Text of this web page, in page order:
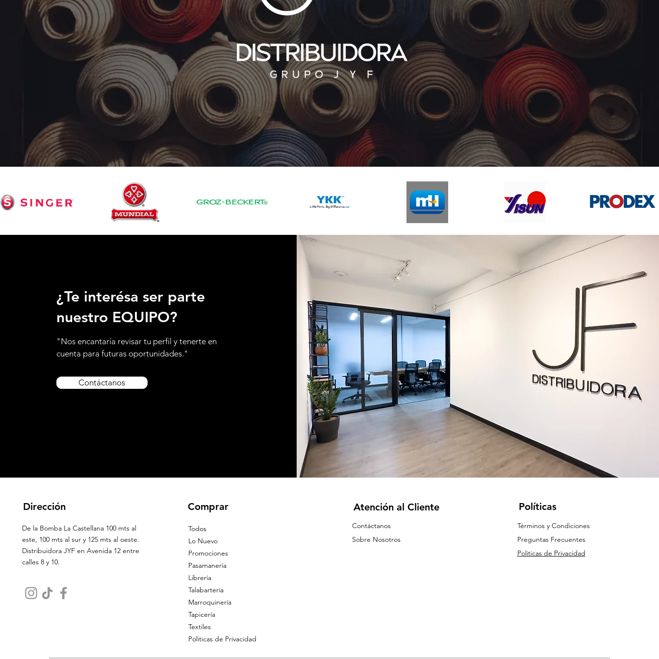
CALIDAD, CONFIANZA Y VARIEDAD CON DISTRIBUIDORA JF.
¿Te interésa ser parte
nuestro EQUIPO?
"Nos encantaría revisar tu perfil y tenerte en
cuenta para futuras oportunidades."
Contáctanos
Dirección
De la Bomba La Castellana 100 mts al
este, 100 mts al sur y 125 mts al oeste.
Distribuidora JYF en Avenida 12 entre
calles 8 y 10.
Comprar
Todos
Lo Nuevo
Promociones
Pasamanería
Librería
Talabartería
Marroquinería
Tapicería
Textiles
Politicas de Privacidad
Atención al Cliente
Contáctanos
Sobre Nosotros
Políticas
Términos y Condiciones
Preguntas Frecuentes
Politicas de Privacidad